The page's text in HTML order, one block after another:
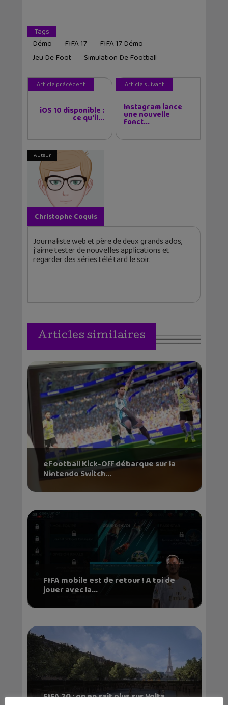
Tags
Démo
FIFA 17
FIFA 17 Démo
Jeu De Foot
Simulation De Football
Article précédent
iOS 10 disponible :
ce qu'il...
Article suivant
Instagram lance
une nouvelle
fonct...
Auteur
Christophe Coquis
Journaliste web et père de deux grands ados,
j'aime tester de nouvelles applications et
regarder des séries télé tard le soir.
Articles similaires
eFootball Kick-Off débarque sur la
Nintendo Switch...
FIFA mobile est de retour ! A toi de
jouer avec la...
FIFA 20 : on en sait plus sur Volta